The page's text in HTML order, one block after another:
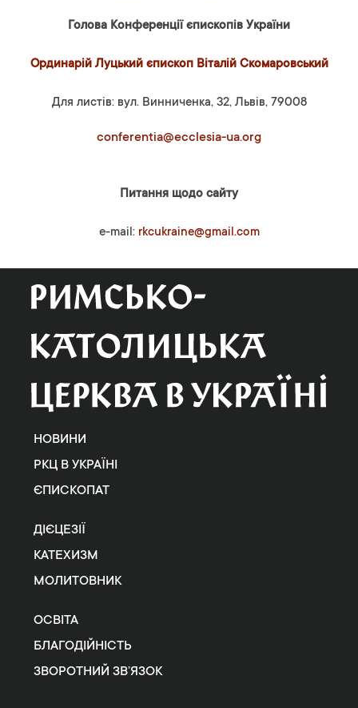
Голова Конференції єпископів України
Ординарій Луцький єпископ Віталій Скомаровський
Для листів: вул. Винниченка, 32, Львів, 79008
conferentia@ecclesia-ua.org
Питання щодо сайту
e-mail: rkcukraine@gmail.com
НОВИНИ
РКЦ В УКРАЇНІ
ЄПИСКОПАТ
ДІЄЦЕЗІЇ
КАТЕХИЗМ
МОЛИТОВНИК
ОСВІТА
БЛАГОДІЙНІСТЬ
ЗВОРОТНИЙ ЗВ’ЯЗОК